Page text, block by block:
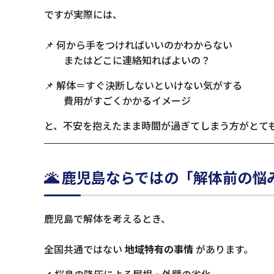
ですが実際には、
📌 何から手をつければいいのかわからない
またはどこに連絡知ればよいの？
📌 解体＝すぐ決断しないといけない気がする
費用がすごくかかるイメージ
と、不安を抱えたまま時間が過ぎてしまう方がとて
🌋 鹿児島ならではの「解体前の悩
鹿児島で解体を考えるとき、
全国共通ではない 地域特有の事情があります。